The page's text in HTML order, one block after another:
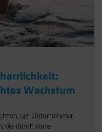
Wachstum
um Unternehmen
die durch klare